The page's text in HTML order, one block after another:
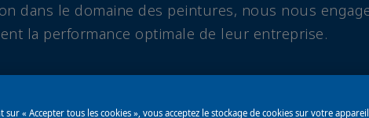
dans le domaine des peintures, nous nous
la performance optimale de leur entreprise.
sur « Accepter tous les cookies », vous acceptez le stockage de cookies sur votre